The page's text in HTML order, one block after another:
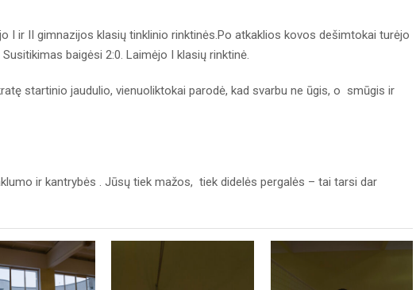
I ir II gimnazijos klasių tinklinio rinktinės.Po atkaklios kovos dešimtokai turėjo
baigėsi 2:0. Laimėjo I klasių rinktinė.
startinio jaudulio, vienuoliktokai parodė, kad svarbu ne ūgis, o smūgis ir
ir kantrybės . Jūsų tiek mažos, tiek didelės pergalės – tai tarsi dar